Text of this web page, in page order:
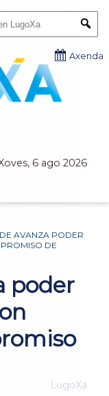
6 ago 2026
Axenda
AVANZA PODER
DE
poder
LugoXa